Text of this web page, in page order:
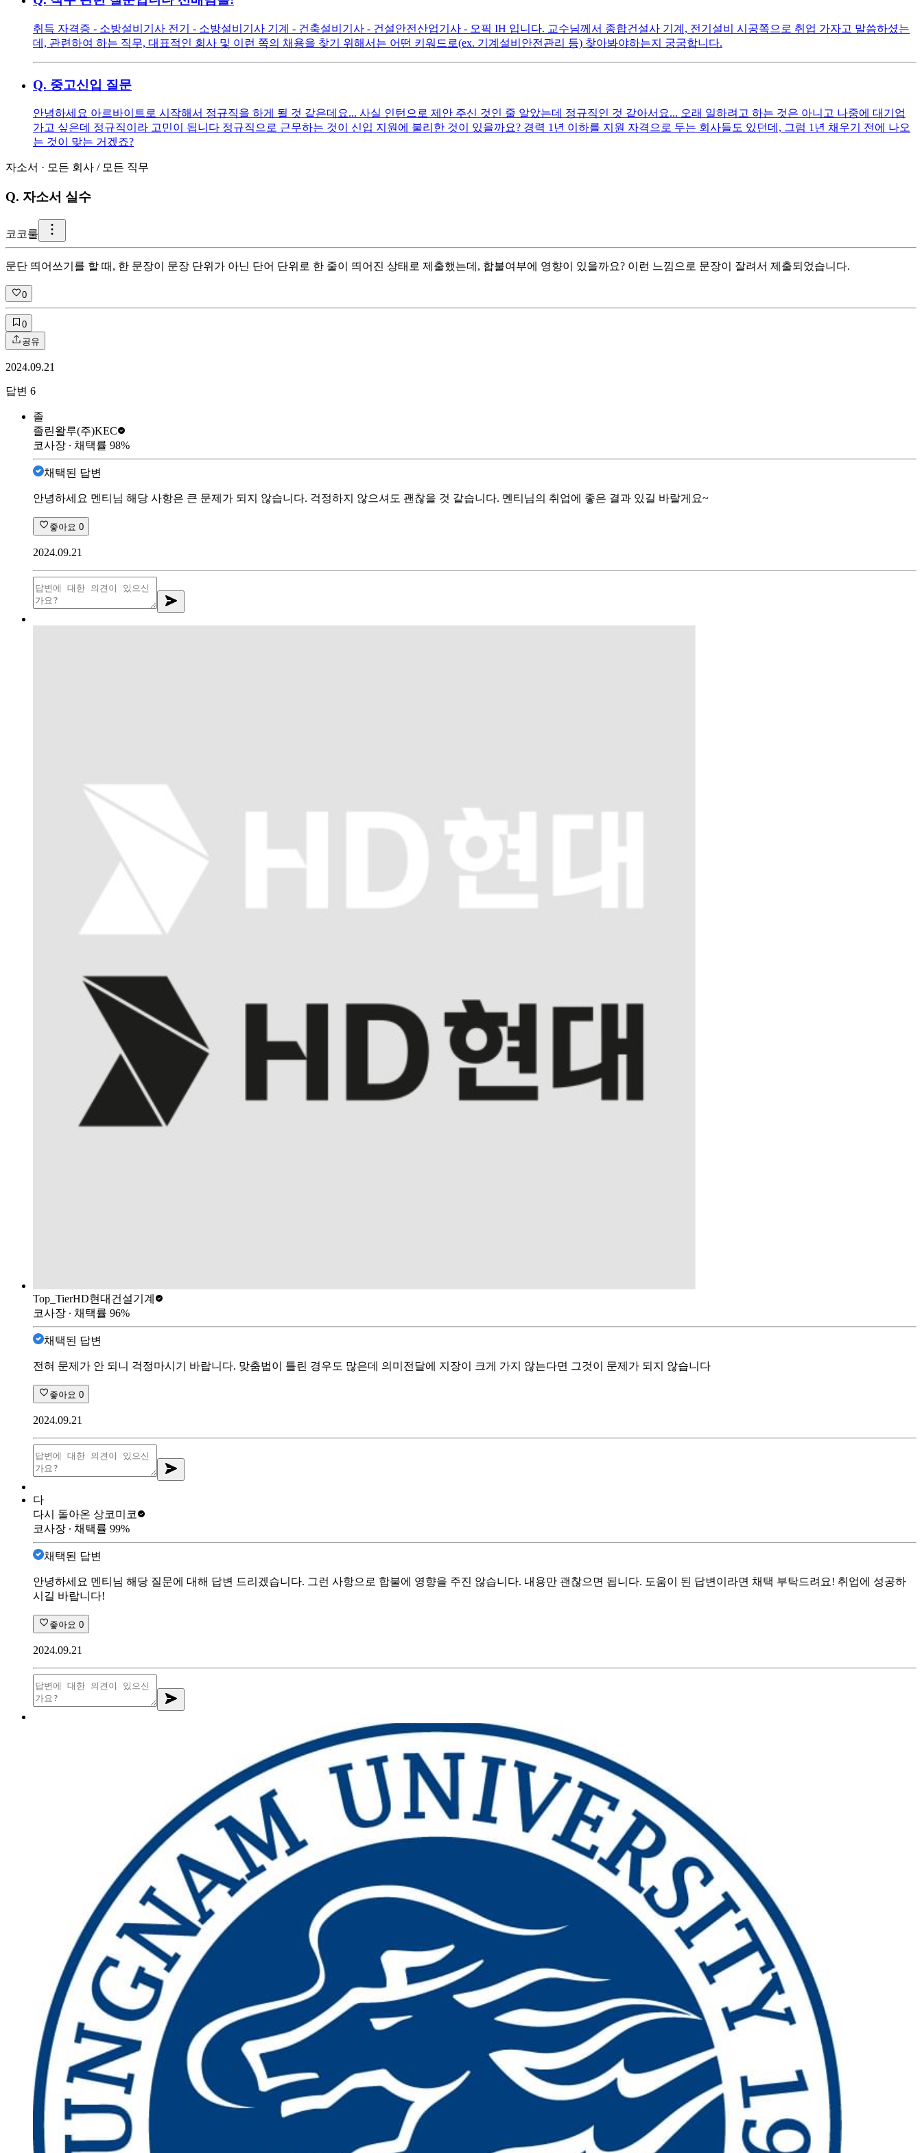
취득 자격증 - 소방설비기사 전기 - 소방설비기사 기계 - 건축설비기사 - 건설안전산업기사 - 오픽 IH 입니다. 교수님께서 종합건설사 기계, 전기설비 시공쪽으로 취업 가자고 말씀하셨는
데, 관련하여 하는 직무, 대표적인 회사 및 이런 쪽의 채용을 찾기 위해서는 어떤 키워드로(ex. 기계설비안전관리 등) 찾아봐야하는지 궁굼합니다.
Q. 중고신입 질문
안녕하세요 아르바이트로 시작해서 정규직을 하게 될 것 같은데요... 사실 인턴으로 제안 주신 것인 줄 알았는데 정규직인 것 같아서요... 오래 일하려고 하는 것은 아니고 나중에 대기업
가고 싶은데 정규직이라 고민이 됩니다 정규직으로 근무하는 것이 신입 지원에 불리한 것이 있을까요? 경력 1년 이하를 지원 자격으로 두는 회사들도 있던데, 그럼 1년 채우기 전에 나오
는 것이 맞는 거겠죠?
자소서 · 모든 회사 / 모든 직무
Q. 자소서 실수
코 코룰
문단 띄어쓰기를 할 때, 한 문장이 문장 단위가 아닌 단어 단위로 한 줄이 띄어진 상태로 제출했는데, 합불여부에 영향이 있을까요? 이런 느낌으로 문장이 잘려서 제출되었습니다.
0
0
공유
2024.09.21
답변 6
졸
졸린왈루(주)KEC
코사장 ∙ 채택률 98%
채택된 답변
안녕하세요 멘티님 해당 사항은 큰 문제가 되지 않습니다. 걱정하지 않으셔도 괜찮을 것 같습니다. 멘티님의 취업에 좋은 결과 있길 바랄게요~
좋아요 0
2024.09.21
Top_TierHD현대건설기계
코사장 ∙ 채택률 96%
채택된 답변
전혀 문제가 안 되니 걱정마시기 바랍니다. 맞춤법이 틀린 경우도 많은데 의미전달에 지장이 크게 가지 않는다면 그것이 문제가 되지 않습니다
좋아요 0
2024.09.21
다
다시 돌아온 상코미코
코사장 ∙ 채택률 99%
채택된 답변
안녕하세요 멘티님 해당 질문에 대해 답변 드리겠습니다. 그런 사항으로 합불에 영향을 주진 않습니다. 내용만 괜찮으면 됩니다. 도움이 된 답변이라면 채택 부탁드려요! 취업에 성공하
시길 바랍니다!
좋아요 0
2024.09.21